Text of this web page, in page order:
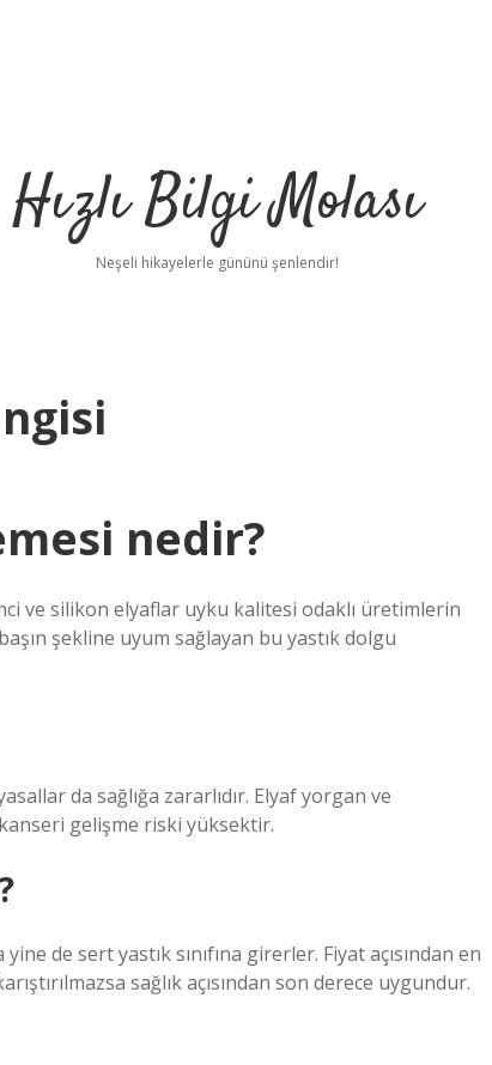
Hızlı Bilgi Molası
Neşeli hikayelerle gününü şenlendir!
nedir?
ve silikon elyaflar uyku kalitesi odaklı üretimlerin
şekline uyum sağlayan bu yastık dolgu
da sağlığa zararlıdır. Elyaf yorgan ve
gelişme riski yüksektir.
de sert yastık sınıfına girerler. Fiyat açısından en
sağlık açısından son derece uygundur.